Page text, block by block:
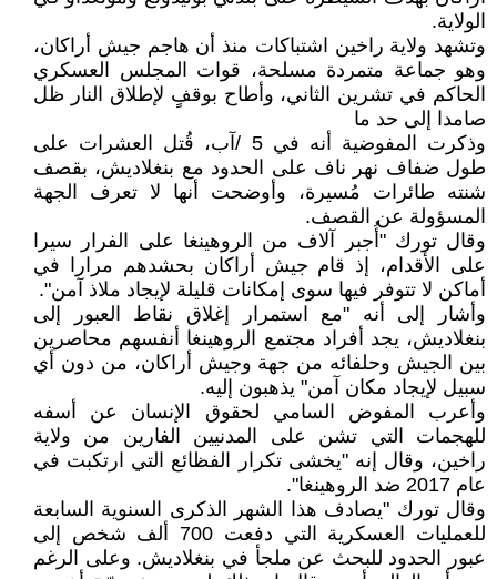
الولاية.
وتشهد ولاية راخين اشتباكات منذ أن هاجم جيش أراكان،
وهو جماعة متمردة مسلحة، قوات المجلس العسكري
الحاكم في تشرين الثاني، وأطاح بوقفٍ لإطلاق النار ظل
صامدا إلى حد ما
وذكرت المفوضية أنه في 5 /آب، قُتل العشرات على
طول ضفاف نهر ناف على الحدود مع بنغلاديش، بقصف
شنته طائرات مُسيرة، وأوضحت أنها لا تعرف الجهة
المسؤولة عن القصف.
وقال تورك "أُجبر آلاف من الروهينغا على الفرار سيرا
على الأقدام، إذ قام جيش أراكان بحشدهم مرارا في
أماكن لا تتوفر فيها سوى إمكانات قليلة لإيجاد ملاذ آمن".
وأشار إلى أنه "مع استمرار إغلاق نقاط العبور إلى
بنغلاديش، يجد أفراد مجتمع الروهينغا أنفسهم محاصرين
بين الجيش وحلفائه من جهة وجيش أراكان، من دون أي
سبيل لإيجاد مكان آمن" يذهبون إليه.
وأعرب المفوض السامي لحقوق الإنسان عن أسفه
للهجمات التي تشن على المدنيين الفارين من ولاية
راخين، وقال إنه "يخشى تكرار الفظائع التي ارتكبت في
عام 2017 ضد الروهينغا".
وقال تورك "يصادف هذا الشهر الذكرى السنوية السابعة
للعمليات العسكرية التي دفعت 700 ألف شخص إلى
عبور الحدود للبحث عن ملجأ في بنغلاديش. وعلى الرغم